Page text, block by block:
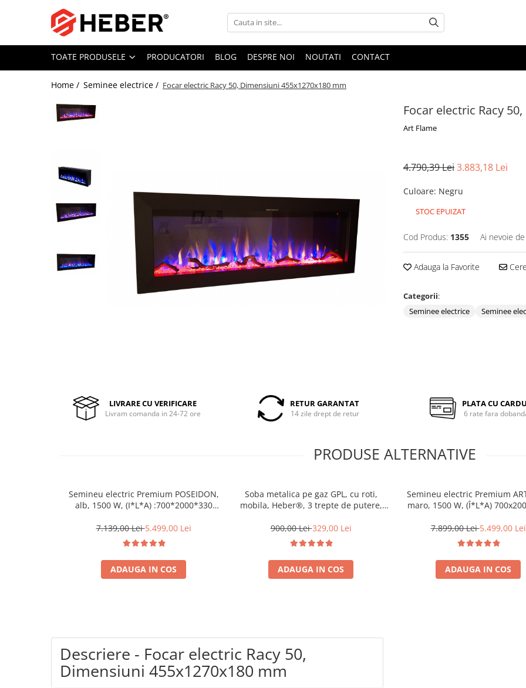
Toate Produsele
Mixere cu bol
Pompe de apa
Pompe submersibile
Motopompe
Hidrofor cu pompa submersibila
Pompe de stropit manuale
Dezumidificatoare
Aparate de sudura
Motoare termice
Scule si Unelte Electrice
Betoniere si vibratoare beton
Accesorii beton
TOATE PRODUSELE PRODUCATORI BLOG DESPRE NOI NOUTATI CONTACT
Home / Seminee electrice / Focar electric Racy 50, Dimensiuni 455x1270x180 mm
Focar electric Racy
Art Flame
4.790,39 Lei3.883,18 Lei
Culoare: Negru
STOC EPUIZAT
Cod Produs: 1355 Ai nevoie
Adauga la Favorite
Categorii:
Seminee electrice
Seminee
LIVRARE CU VERIFICARE
Livram comanda in 24-72 ore
RETUR GARANTAT
14 zile drept de retur
PLATA CU
6 rate fara
PRODUSE ALTERNATIVE
Semineu electric Premium POSEIDON,
alb, 1500 W, (I*L*A) :700*2000*330
7.139,00 Lei5.499,00 Lei
ADAUGA IN COS
Soba metalica pe gaz GPL, cu roti,
mobila, Heber®, 3 trepte de putere,
900,00 Lei329,00 Lei
ADAUGA IN COS
Semineu electric Premium
maro, 1500 W, (Î*L*A)
7.899,00 Lei5.499,00 Lei
ADAUGA IN COS
Descriere - Focar electric Racy 50,
Dimensiuni 455x1270x180 mm